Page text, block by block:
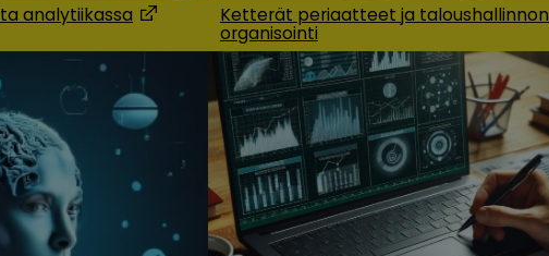
analytiikassa
(Opens in a new window)
Ketterät periaatteet ja taloushallinnon
organisointi